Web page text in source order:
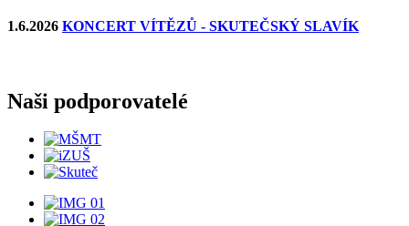
1.6.2026 KONCERT VÍTĚZŮ - SKUTEČSKÝ SLAVÍK
Naši podporovatelé